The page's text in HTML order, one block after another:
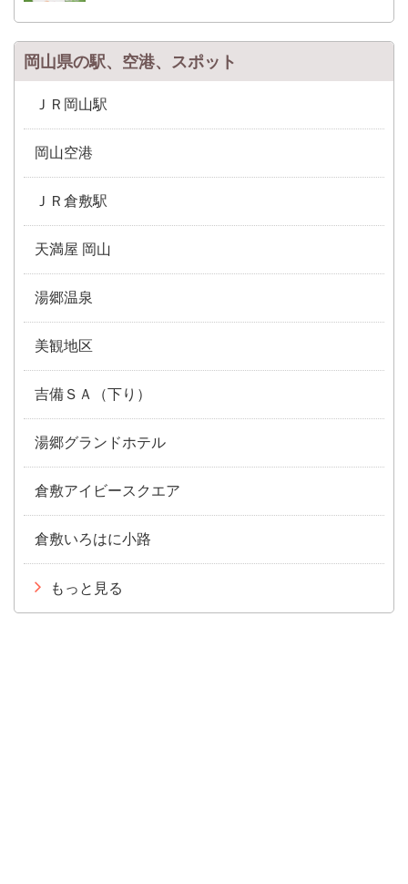
岡山県の駅、空港、スポット
ＪＲ岡山駅
岡山空港
ＪＲ倉敷駅
天満屋 岡山
湯郷温泉
美観地区
吉備ＳＡ（下り）
湯郷グランドホテル
倉敷アイビースクエア
倉敷いろはに小路
もっと見る